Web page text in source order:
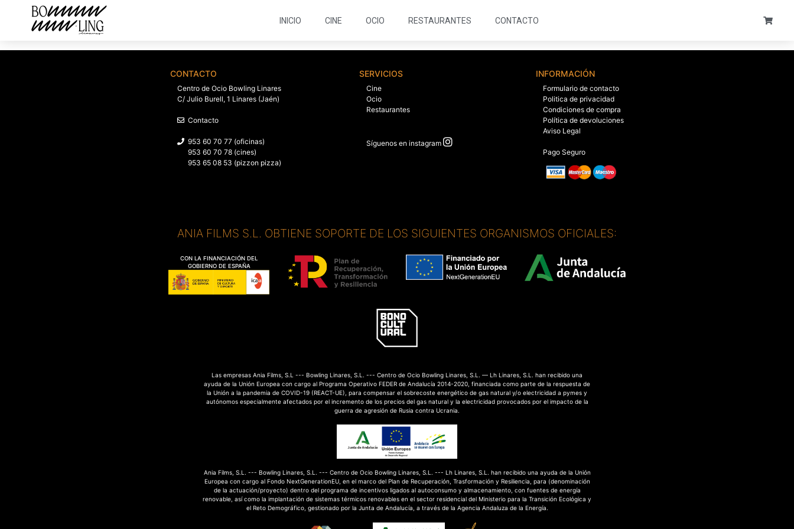
INICIO CINE OCIO RESTAURANTES CONTACTO
CONTACTO
Centro de Ocio Bowling Linares
C/ Julio Burell, 1 Linares (Jaén)
Contacto
953 60 70 77 (oficinas)
953 60 70 78 (cines)
953 65 08 53 (pizzon pizza)
SERVICIOS
Cine
Ocio
Restaurantes
Síguenos en instagram
INFORMACIÓN
Formulario de contacto
Politica de privacidad
Condiciones de compra
Política de devoluciones
Aviso Legal
Pago Seguro
ANIA FILMS S.L. OBTIENE SOPORTE DE LOS SIGUIENTES ORGANISMOS OFICIALES:
CON LA FINANCIACIÓN DEL
GOBIERNO DE ESPAÑA
Las empresas Ania Films, S.L --- Bowling Linares, S.L. --- Centro de Ocio Bowling Linares, S.L. — Lh Linares, S.L. han recibido una
ayuda de la Unión Europea con cargo al Programa Operativo FEDER de Andalucía 2014-2020, financiada como parte de la respuesta de
la Unión a la pandemia de COVID-19 (REACT-UE), para compensar el sobrecoste energético de gas natural y/o electricidad a pymes y
autónomos especialmente afectados por el incremento de los precios del gas natural y la electricidad provocados por el impacto de la
guerra de agresión de Rusia contra Ucrania.
Ania Films, S.L. --- Bowling Linares, S.L. --- Centro de Ocio Bowling Linares, S.L. --- Lh Linares, S.L. han recibido una ayuda de la Unión
Europea con cargo al Fondo NextGenerationEU, en el marco del Plan de Recuperación, Trasformación y Resiliencia, para (denominación
de la actuación/proyecto) dentro del programa de incentivos ligados al autoconsumo y almacenamiento, con fuentes de energía
renovable, así como la implantación de sistemas térmicos renovables en el sector residencial del Ministerio para la Transición Ecológica y
el Reto Demográfico, gestionado por la Junta de Andalucía, a través de la Agencia Andaluza de la Energía.